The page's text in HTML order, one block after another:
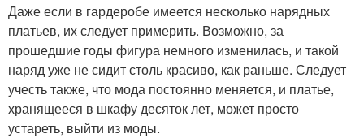
Даже если в гардеробе имеется несколько нарядных
платьев, их следует примерить. Возможно, за
прошедшие годы фигура немного изменилась, и такой
наряд уже не сидит столь красиво, как раньше. Следует
учесть также, что мода постоянно меняется, и платье,
хранящееся в шкафу десяток лет, может просто
устареть, выйти из моды.